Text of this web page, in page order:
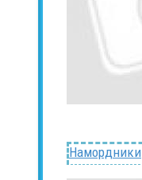
Намордники